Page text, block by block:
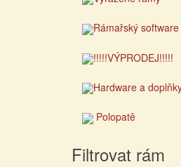
Rámařský software
!!!!!VÝPRODEJ!!!!!
Hardware a
Polopatě
Filtrovat rám